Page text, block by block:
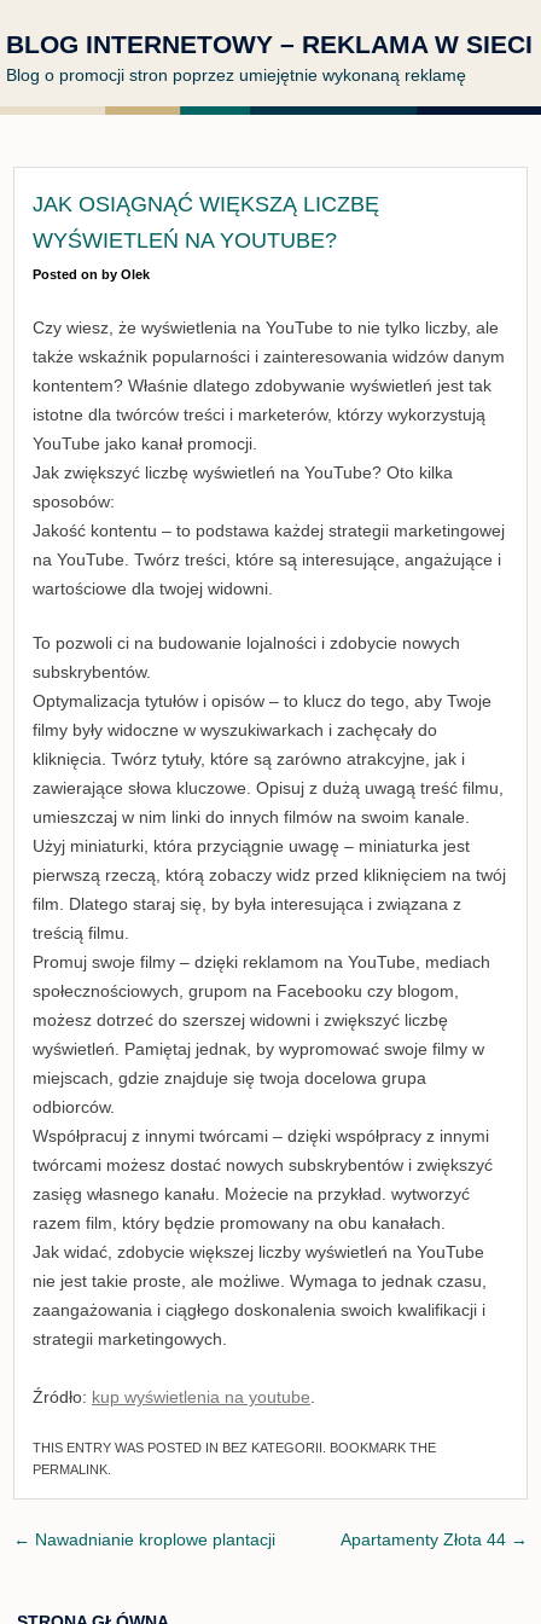
BLOG INTERNETOWY – REKLAMA W SIECI
Blog o promocji stron poprzez umiejętnie wykonaną reklamę
JAK OSIĄGNĄĆ WIĘKSZĄ LICZBĘ
WYŚWIETLEŃ NA YOUTUBE?
Posted on by Olek
Czy wiesz, że wyświetlenia na YouTube to nie tylko liczby, ale
także wskaźnik popularności i zainteresowania widzów danym
kontentem? Właśnie dlatego zdobywanie wyświetleń jest tak
istotne dla twórców treści i marketerów, którzy wykorzystują
YouTube jako kanał promocji.
Jak zwiększyć liczbę wyświetleń na YouTube? Oto kilka
sposobów:
Jakość kontentu – to podstawa każdej strategii marketingowej
na YouTube. Twórz treści, które są interesujące, angażujące i
wartościowe dla twojej widowni.
To pozwoli ci na budowanie lojalności i zdobycie nowych
subskrybentów.
Optymalizacja tytułów i opisów – to klucz do tego, aby Twoje
filmy były widoczne w wyszukiwarkach i zachęcały do
kliknięcia. Twórz tytuły, które są zarówno atrakcyjne, jak i
zawierające słowa kluczowe. Opisuj z dużą uwagą treść filmu,
umieszczaj w nim linki do innych filmów na swoim kanale.
Użyj miniaturki, która przyciągnie uwagę – miniaturka jest
pierwszą rzeczą, którą zobaczy widz przed kliknięciem na twój
film. Dlatego staraj się, by była interesująca i związana z
treścią filmu.
Promuj swoje filmy – dzięki reklamom na YouTube, mediach
społecznościowych, grupom na Facebooku czy blogom,
możesz dotrzeć do szerszej widowni i zwiększyć liczbę
wyświetleń. Pamiętaj jednak, by wypromować swoje filmy w
miejscach, gdzie znajduje się twoja docelowa grupa
odbiorców.
Współpracuj z innymi twórcami – dzięki współpracy z innymi
twórcami możesz dostać nowych subskrybentów i zwiększyć
zasięg własnego kanału. Możecie na przykład. wytworzyć
razem film, który będzie promowany na obu kanałach.
Jak widać, zdobycie większej liczby wyświetleń na YouTube
nie jest takie proste, ale możliwe. Wymaga to jednak czasu,
zaangażowania i ciągłego doskonalenia swoich kwalifikacji i
strategii marketingowych.
Źródło: kup wyświetlenia na youtube.
THIS ENTRY WAS POSTED IN BEZ KATEGORII . BOOKMARK THE
PERMALINK.
Post
← Nawadnianie kroplowe plantacji Apartamenty Złota 44 →